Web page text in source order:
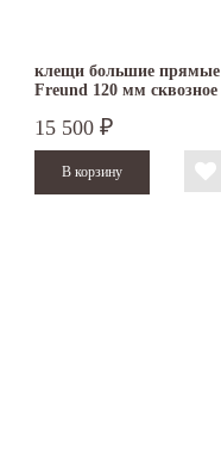
клещи большие прямые
Freund 120 мм сквозное
15 500 ₽